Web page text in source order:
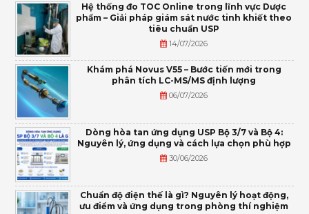
Hệ thống đo TOC Online trong lĩnh vực Dược
phẩm – Giải pháp giám sát nước tinh khiết theo
tiêu chuẩn USP
14/07/2026
Khám phá Novus V55 – Bước tiến mới trong
phân tích LC-MS/MS định lượng
06/07/2026
Dòng hòa tan ứng dụng USP Bộ 3/7 và Bộ 4:
Nguyên lý, ứng dụng và cách lựa chọn phù hợp
30/06/2026
Chuẩn độ điện thế là gì? Nguyên lý hoạt động,
ưu điểm và ứng dụng trong phòng thí nghiệm